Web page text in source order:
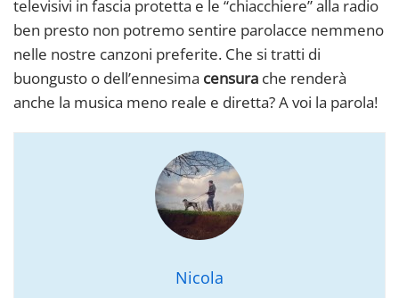
televisivi in fascia protetta e le “chiacchiere” alla radio
ben presto non potremo sentire parolacce nemmeno
nelle nostre canzoni preferite. Che si tratti di
buongusto o dell’ennesima censura che renderà
anche la musica meno reale e diretta? A voi la parola!
Nicola